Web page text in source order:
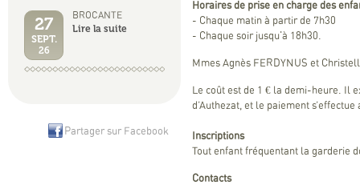
27
SEPT.
26
BROCANTE
Lire la suite
Partager sur Facebook
Horaires de prise en charge des
- Chaque matin à partir de 7h30
- Chaque soir jusqu'à 18h30.
Mmes Agnès FERDYNUS et
Le coût est de 1 € la demi-heure. Il
d’Authezat, et le paiement
Inscriptions
Tout enfant fréquentant la garderie
Contacts